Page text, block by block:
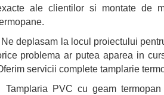
ale clientilor si montate de
deplasam la locul proiectului
problema ar putea aparea in
servicii complete tamplarie
Tamplaria PVC cu geam